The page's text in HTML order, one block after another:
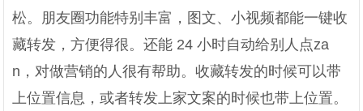
松。朋友圈功能特别丰富，图文、小视频都能一键收
藏转发，方便得很。还能 24 小时自动给别人点za
n，对做营销的人很有帮助。收藏转发的时候可以带
上位置信息，或者转发上家文案的时候也带上位置。